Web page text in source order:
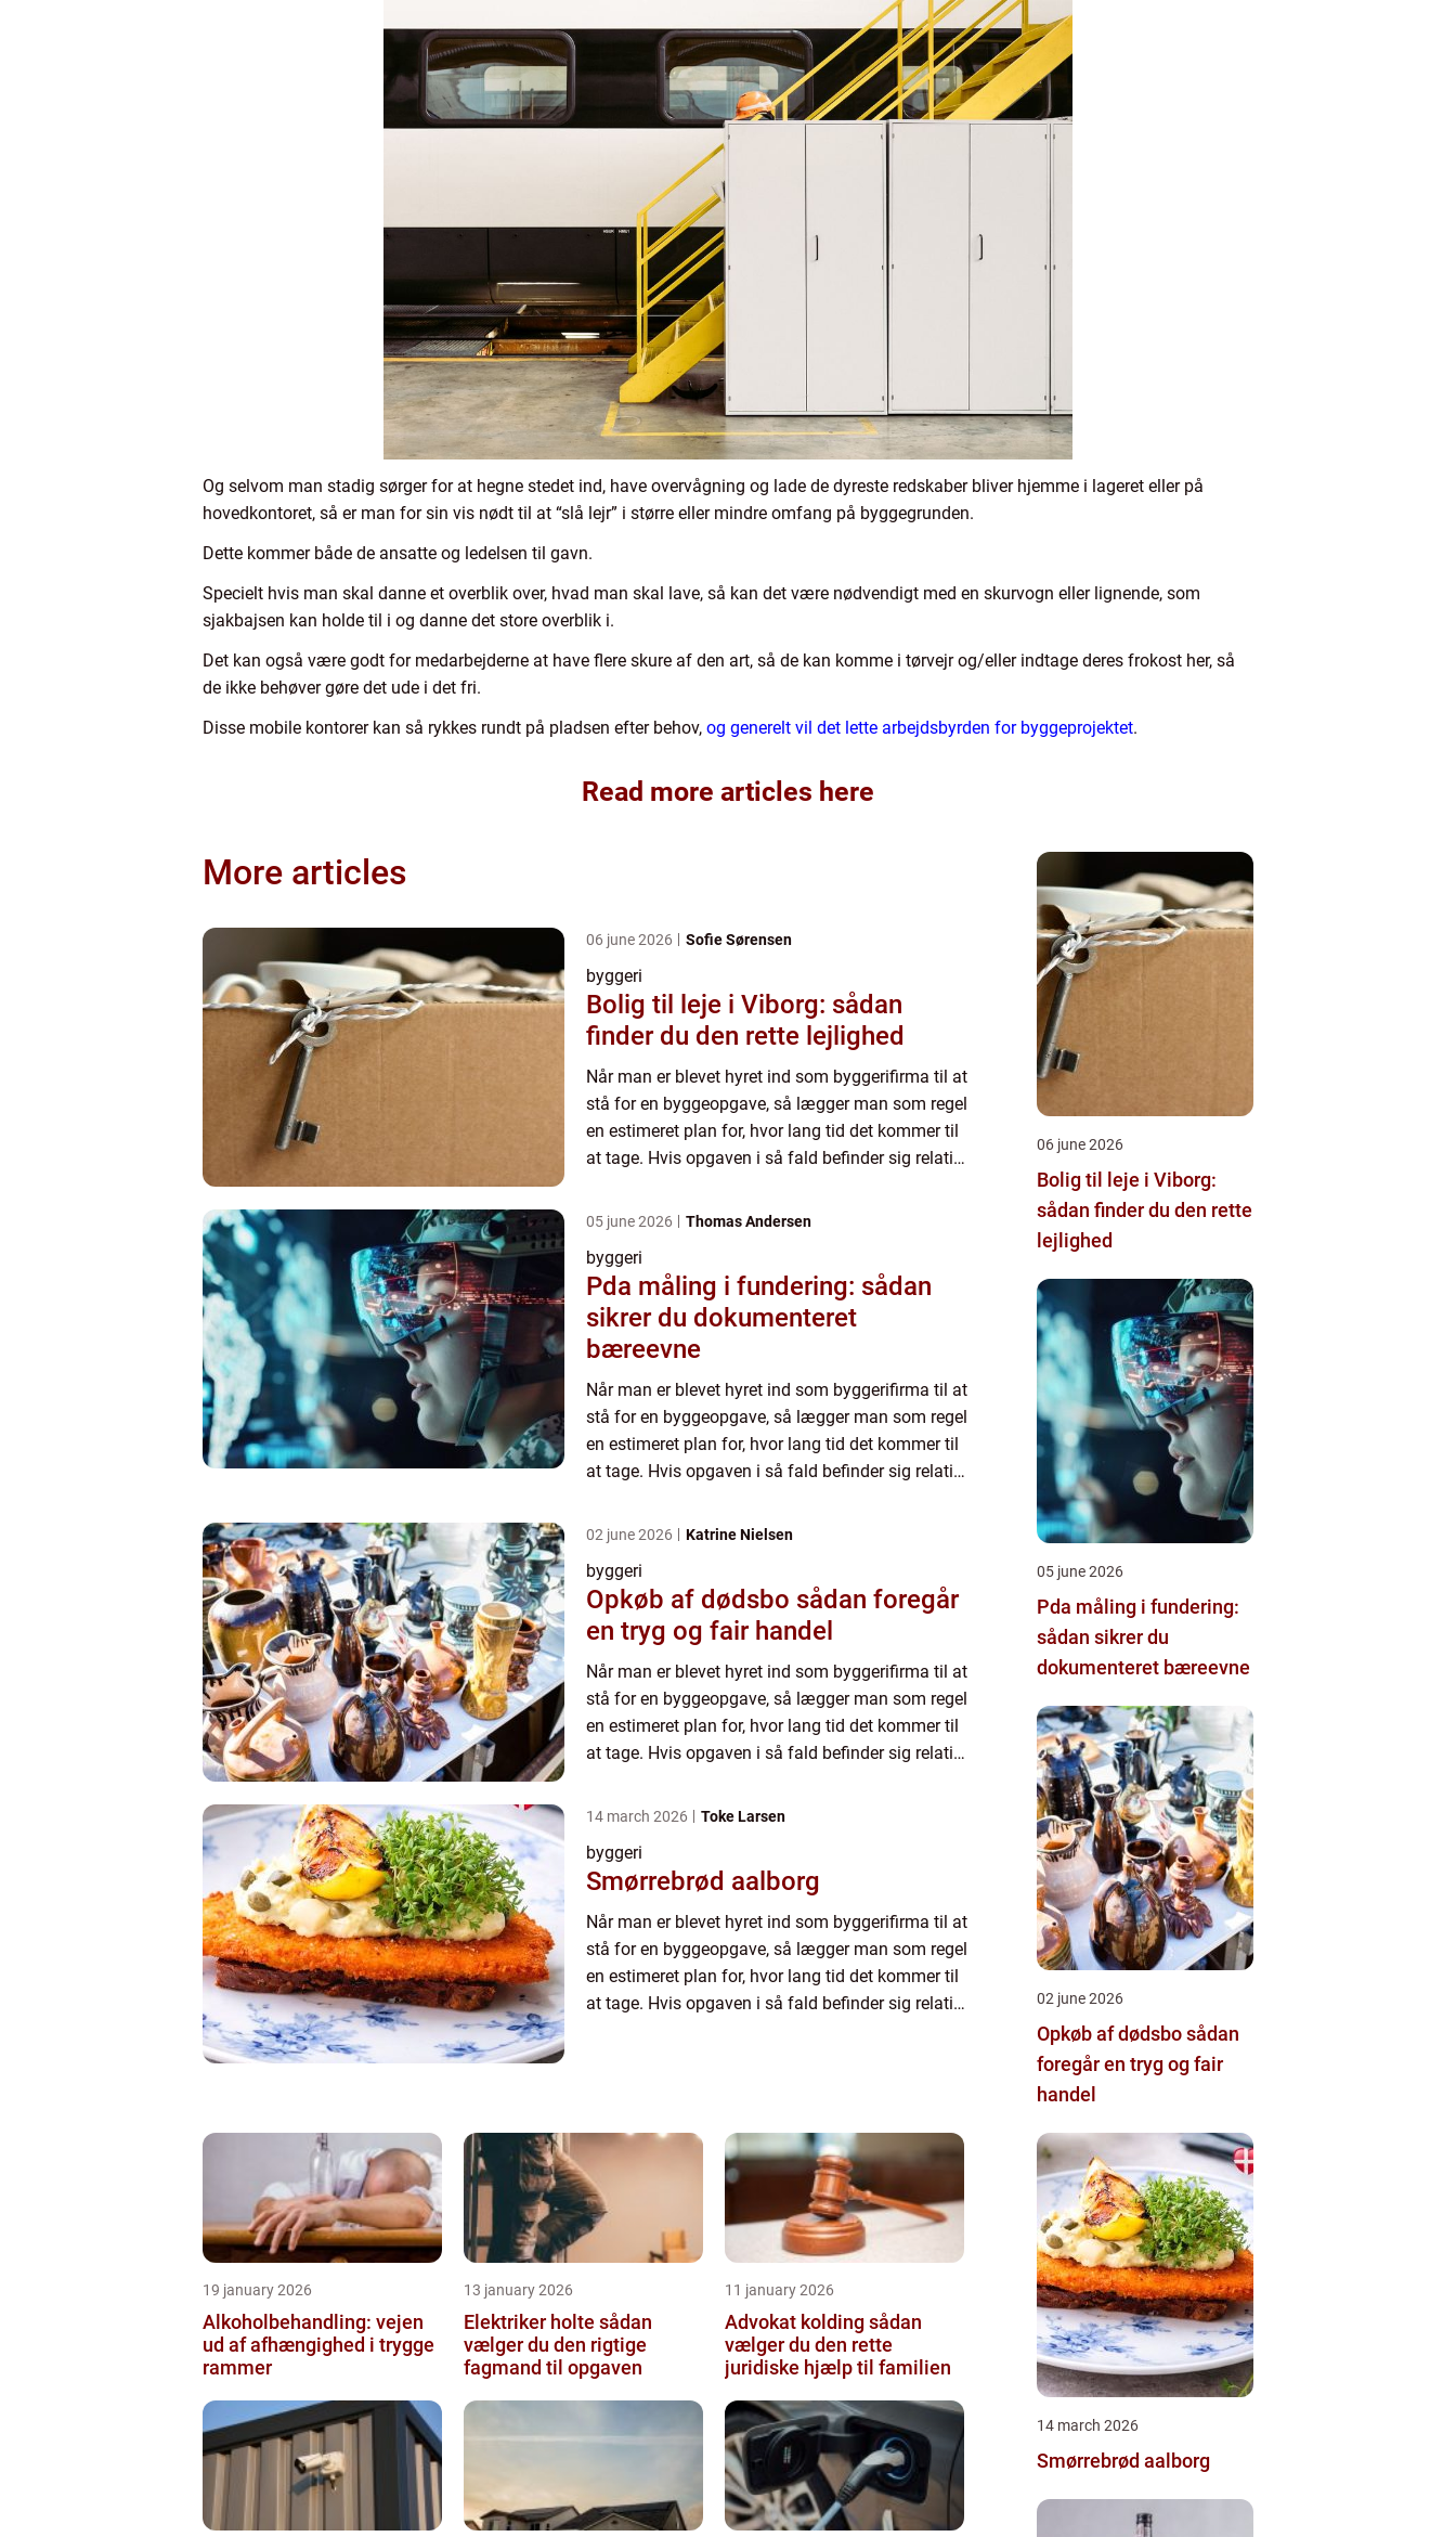
Og selvom man stadig sørger for at hegne stedet ind, have overvågning og lade de dyreste redskaber bliver hjemme i lageret eller på
hovedkontoret, så er man for sin vis nødt til at “slå lejr” i større eller mindre omfang på byggegrunden.
Dette kommer både de ansatte og ledelsen til gavn.
Specielt hvis man skal danne et overblik over, hvad man skal lave, så kan det være nødvendigt med en skurvogn eller lignende, som
sjakbajsen kan holde til i og danne det store overblik i.
Det kan også være godt for medarbejderne at have flere skure af den art, så de kan komme i tørvejr og/eller indtage deres frokost her, så
de ikke behøver gøre det ude i det fri.
Disse mobile kontorer kan så rykkes rundt på pladsen efter behov, og generelt vil det lette arbejdsbyrden for byggeprojektet.
Read more articles here
More articles
06 june 2026 Sofie Sørensen
byggeri
Bolig til leje i Viborg: sådan
finder du den rette lejlighed
Når man er blevet hyret ind som byggerifirma til at
stå for en byggeopgave, så lægger man som regel
en estimeret plan for, hvor lang tid det kommer til
at tage. Hvis opgaven i så fald befinder sig relativt
05 june 2026 Thomas Andersen
byggeri
Pda måling i fundering: sådan
sikrer du dokumenteret
bæreevne
Når man er blevet hyret ind som byggerifirma til at
stå for en byggeopgave, så lægger man som regel
en estimeret plan for, hvor lang tid det kommer til
at tage. Hvis opgaven i så fald befinder sig relativt
02 june 2026 Katrine Nielsen
byggeri
Opkøb af dødsbo sådan foregår
en tryg og fair handel
Når man er blevet hyret ind som byggerifirma til at
stå for en byggeopgave, så lægger man som regel
en estimeret plan for, hvor lang tid det kommer til
at tage. Hvis opgaven i så fald befinder sig relativt
14 march 2026 Toke Larsen
byggeri
Smørrebrød aalborg
Når man er blevet hyret ind som byggerifirma til at
stå for en byggeopgave, så lægger man som regel
en estimeret plan for, hvor lang tid det kommer til
at tage. Hvis opgaven i så fald befinder sig relativt
19 january 2026
Alkoholbehandling: vejen
ud af afhængighed i trygge
rammer
13 january 2026
Elektriker holte sådan
vælger du den rigtige
fagmand til opgaven
11 january 2026
Advokat kolding sådan
vælger du den rette
juridiske hjælp til familien
06 june 2026
Bolig til leje i Viborg:
sådan finder du den rette
lejlighed
05 june 2026
Pda måling i fundering:
sådan sikrer du
dokumenteret bæreevne
02 june 2026
Opkøb af dødsbo sådan
foregår en tryg og fair
handel
14 march 2026
Smørrebrød aalborg